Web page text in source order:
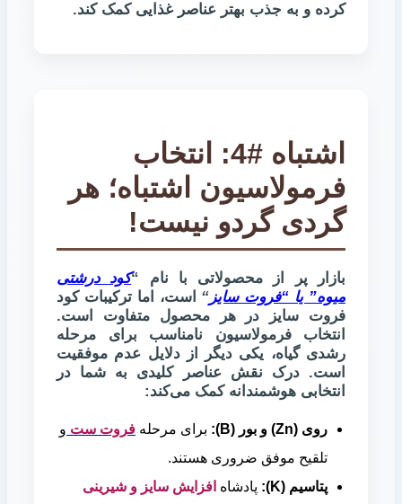
کرده و به جذب بهتر عناصر غذایی کمک کند.
اشتباه #4: انتخاب
فرمولاسیون اشتباه؛ هر
گردی گردو نیست!
بازار پر از محصولاتی با نام “ کود درشتی
میوه” یا “فروت سایز“است، اما ترکیبات کود
فروت سایز در هر محصول متفاوت است.
انتخاب فرمولاسیون نامناسب برای مرحله
رشدی گیاه، یکی دیگر از دلایل عدم موفقیت
است. درک نقش عناصر کلیدی به شما در
انتخابی هوشمندانه کمک می‌کند:
روی (Zn) و بور (B): برای مرحلهفروت ست و
تلقیح موفق ضروری هستند.
پتاسیم (K):
پادشاهافزایش سایز و شیرینی